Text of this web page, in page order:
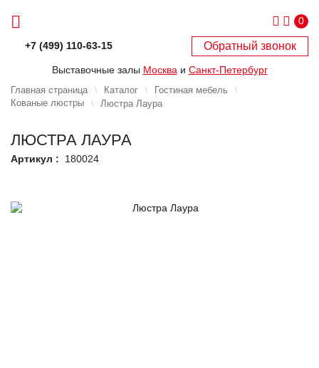
0
+7 (499) 110-63-15 Обратный звонок
Выставочные залы Москва и Санкт-Петербург
Главная страница Каталог
Гостиная мебель
Кованые люстры
Люстра Лаура
ЛЮСТРА ЛАУРА
Артикул : 180024